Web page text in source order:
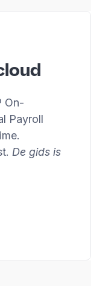
On-
Payroll
De gids is